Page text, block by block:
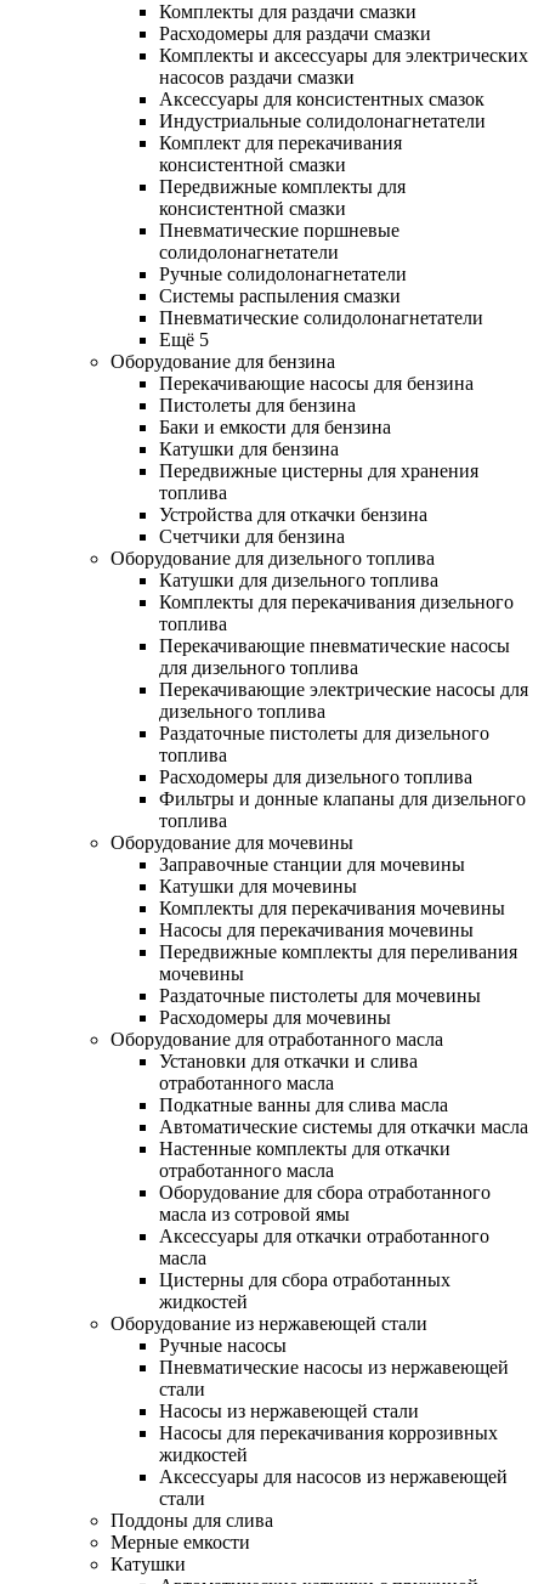
Комплекты для раздачи смазки
Расходомеры для раздачи смазки
Комплекты и аксессуары для электрических
насосов раздачи смазки
Аксессуары для консистентных смазок
Индустриальные солидолонагнетатели
Комплект для перекачивания
консистентной смазки
Передвижные комплекты для
консистентной смазки
Пневматические поршневые
солидолонагнетатели
Ручные солидолонагнетатели
Системы распыления смазки
Пневматические солидолонагнетатели
Ещё 5
Оборудование для бензина
Перекачивающие насосы для бензина
Пистолеты для бензина
Баки и емкости для бензина
Катушки для бензина
Передвижные цистерны для хранения
топлива
Устройства для откачки бензина
Счетчики для бензина
Оборудование для дизельного топлива
Катушки для дизельного топлива
Комплекты для перекачивания дизельного
топлива
Перекачивающие пневматические насосы
для дизельного топлива
Перекачивающие электрические насосы для
дизельного топлива
Раздаточные пистолеты для дизельного
топлива
Расходомеры для дизельного топлива
Фильтры и донные клапаны для дизельного
топлива
Оборудование для мочевины
Заправочные станции для мочевины
Катушки для мочевины
Комплекты для перекачивания мочевины
Насосы для перекачивания мочевины
Передвижные комплекты для переливания
мочевины
Раздаточные пистолеты для мочевины
Расходомеры для мочевины
Оборудование для отработанного масла
Установки для откачки и слива
отработанного масла
Подкатные ванны для слива масла
Автоматические системы для откачки масла
Настенные комплекты для откачки
отработанного масла
Оборудование для сбора отработанного
масла из сотровой ямы
Аксессуары для откачки отработанного
масла
Цистерны для сбора отработанных
жидкостей
Оборудование из нержавеющей стали
Ручные насосы
Пневматические насосы из нержавеющей
стали
Насосы из нержавеющей стали
Насосы для перекачивания коррозивных
жидкостей
Аксессуары для насосов из нержавеющей
стали
Поддоны для слива
Мерные емкости
Катушки